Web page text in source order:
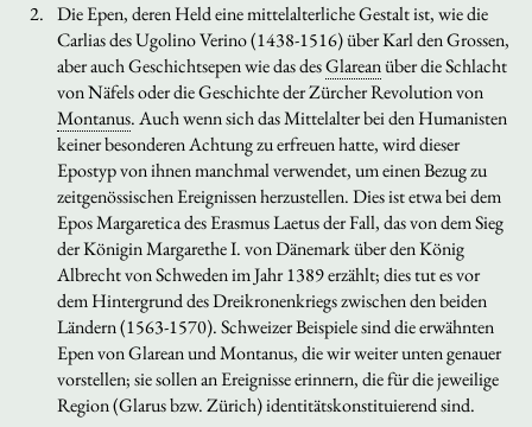
Die Epen, deren Held eine mittelalterliche Gestalt ist, wie die
Carliasdes Ugolino Verino (1438-1516) über Karl den Grossen,
aber auch Geschichtsepen wie das desGlareanüber die Schlacht
von Näfels oder die Geschichte der Zürcher Revolution von
Montanus. Auch wenn sich das Mittelalter bei den Humanisten
keiner besonderen Achtung zu erfreuen hatte, wird dieser
Epostyp von ihnen manchmal verwendet, um einen Bezug zu
zeitgenössischen Ereignissen herzustellen. Dies ist etwa bei dem
EposMargareticades Erasmus Laetus der Fall, das von dem Sieg
der Königin Margarethe I. von Dänemark über den König
Albrecht von Schweden im Jahr 1389 erzählt; dies tut es vor
dem Hintergrund des Dreikronenkriegs zwischen den beiden
Ländern (1563-1570). Schweizer Beispiele sind die erwähnten
Epen von Glarean und Montanus, die wir weiter unten genauer
vorstellen; sie sollen an Ereignisse erinnern, die für die jeweilige
Region (Glarus bzw. Zürich) identitätskonstituierend sind.